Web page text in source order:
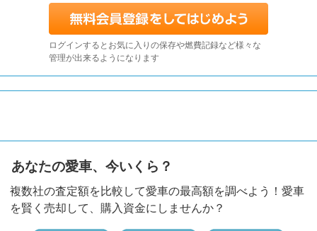
ログインするとお気に入りの保存や燃費記録など様々な
管理が出来るようになります
あなたの愛車、今いくら？
複数社の査定額を比較して愛車の最高額を調べよう！愛車
を賢く売却して、購入資金にしませんか？